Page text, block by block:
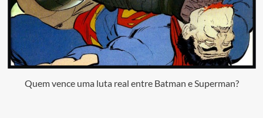
Quem vence uma luta real entre Batman e Superman?